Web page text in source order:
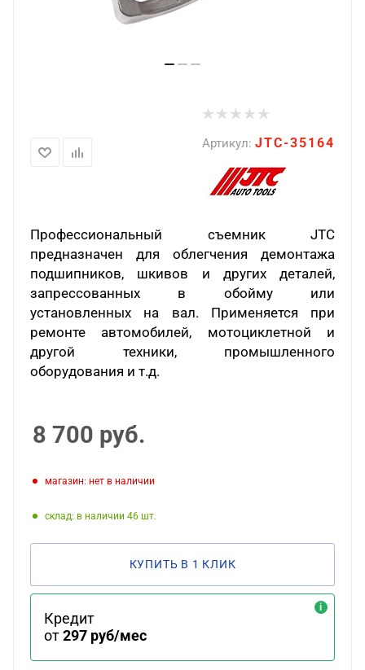
Артикул: JTC-35164
Профессиональный съемник JTC
предназначен для облегчения демонтажа
подшипников, шкивов и других деталей,
запрессованных в обойму или
установленных на вал. Применяется при
ремонте автомобилей, мотоциклетной и
другой техники, промышленного
оборудования и т.д.
8 700 руб.
Магазин: нет в наличии
Склад: в наличии 46
КУПИТЬ В 1 КЛИК
Кредит
от297 руб/мес